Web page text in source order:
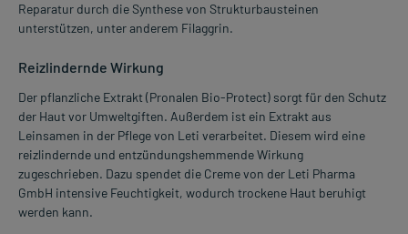
Reparatur durch die Synthese von Strukturbausteinen
unterstützen, unter anderem Filaggrin.
Reizlindernde Wirkung
Der pflanzliche Extrakt (Pronalen Bio-Protect) sorgt für den Schutz
der Haut vor Umweltgiften. Außerdem ist ein Extrakt aus
Leinsamen in der Pflege von Leti verarbeitet. Diesem wird eine
reizlindernde und entzündungshemmende Wirkung
zugeschrieben. Dazu spendet die Creme von der Leti Pharma
GmbH intensive Feuchtigkeit, wodurch trockene Haut beruhigt
werden kann.